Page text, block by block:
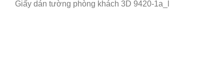
Giấy dán tường phòng khách 3D 9420-1a_l